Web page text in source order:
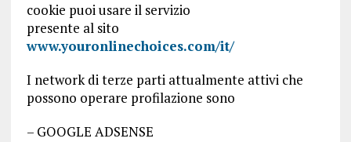
cookie puoi usare il servizio
presente al sito
www.youronlinechoices.com/it/
I network di terze parti attualmente attivi che
possono operare profilazione sono
– GOOGLE ADSENSE